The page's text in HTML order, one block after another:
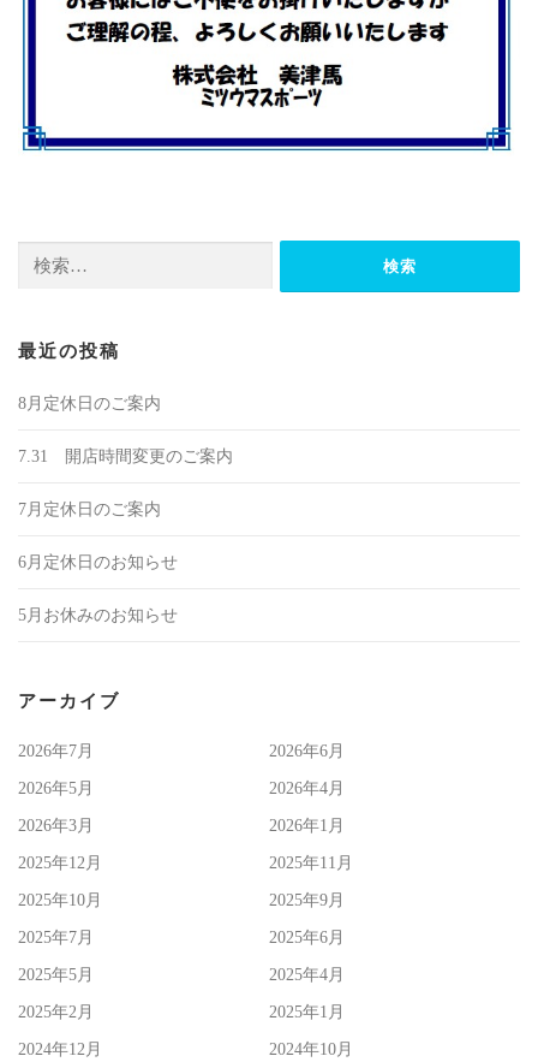
索:
最近の投稿
8月定休日のご案内
7.31 開店時間変更のご案内
7月定休日のご案内
6月定休日のお知らせ
5月お休みのお知らせ
アーカイブ
2026年7月 2026年6月
2026年5月 2026年4月
2026年3月 2026年1月
2025年12月 2025年11月
2025年10月 2025年9月
2025年7月 2025年6月
2025年5月 2025年4月
2025年2月 2025年1月
2024年12月 2024年10月